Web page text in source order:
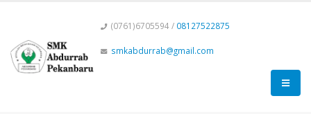
(0761)6705594 / 08127522875
smkabdurrab@gmail.com